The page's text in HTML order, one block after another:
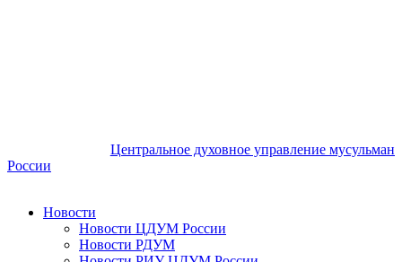
Центральное духовное управление мусульман
России
Новости
Новости ЦДУМ России
Новости РДУМ